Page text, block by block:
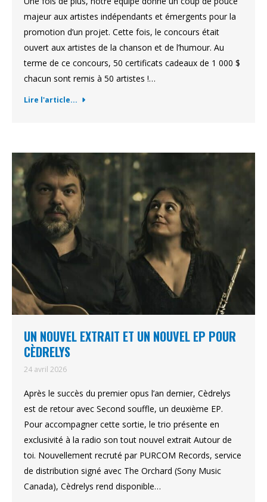
majeur aux artistes indépendants et émergents pour la
promotion d’un projet. Cette fois, le concours était
ouvert aux artistes de la chanson et de l’humour. Au
terme de ce concours, 50 certificats cadeaux de 1 000 $
chacun sont remis à 50 artistes !…
Lire l'article...
UN NOUVEL EXTRAIT ET UN NOUVEL EP POUR
CÈDRELYS
24 avril 2026
Après le succès du premier opus l’an dernier, Cèdrelys
est de retour avec Second souffle, un deuxième EP.
Pour accompagner cette sortie, le trio présente en
exclusivité à la radio son tout nouvel extrait Autour de
toi. Nouvellement recruté par PURCOM Records, service
de distribution signé avec The Orchard (Sony Music
Canada), Cèdrelys rend disponible…